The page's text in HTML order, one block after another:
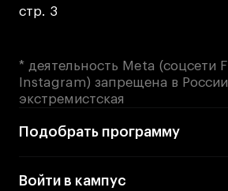
стр. 3
* деятельность Meta (соцсети
Instagram) запрещена в России
экстремистская
Подобрать программу
Войти в кампус